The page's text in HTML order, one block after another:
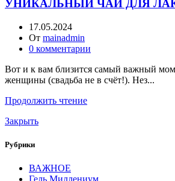
УНИКАЛЬНЫЙ ЧАЙ ДЛЯ
17.05.2024
От mainadmin
0 комментарии
Вот и к вам близится самый важный
женщины (свадьба не в счёт!). Нез...
Продолжить чтение
Закрыть
Рубрики
ВАЖНОЕ